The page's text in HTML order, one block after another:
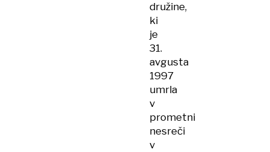
družine,
ki
je
31.
avgusta
1997
umrla
v
prometni
nesreči
v